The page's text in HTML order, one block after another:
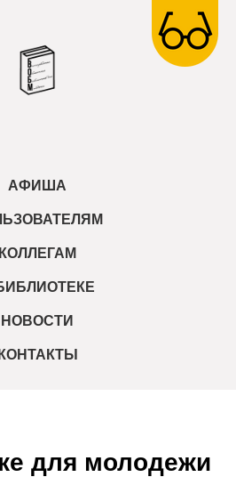
АФИША
КОЛЛЕГАМ
НОВОСТИ
КОНТАКТЫ
для молодежи